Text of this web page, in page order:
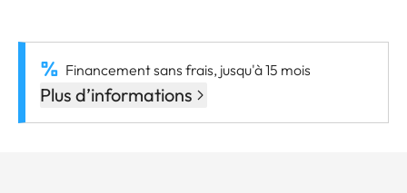
Financement sans frais, jusqu'à 15 mois
Plus d’informations